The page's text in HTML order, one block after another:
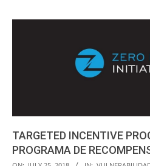
TARGETED INCENTIVE
PROGRAMA DE